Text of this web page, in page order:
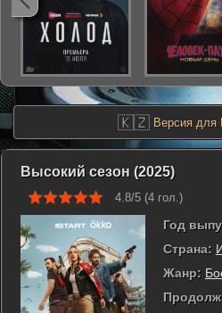
🇰🇿 Версия для
Высокий сезон (2025)
4.8/5 (4 гол.)
Год
Страна:
Жанр: